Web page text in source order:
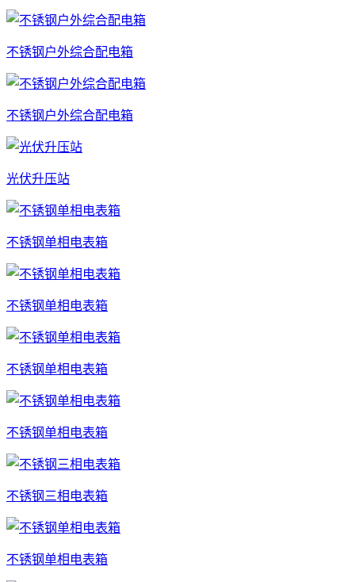
不锈钢户外综合配电箱
不锈钢户外综合配电箱
光伏升压站
不锈钢单相电表箱
不锈钢单相电表箱
不锈钢单相电表箱
不锈钢单相电表箱
不锈钢三相电表箱
不锈钢单相电表箱